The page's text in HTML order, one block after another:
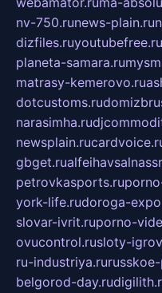
nv-750.runews-plain.ru
dizfiles.ruyoutubefree.ru
planeta-samara.ru
matrasy-kemerovo.ru
dotcustoms.ru
narasimha.ru
newsplain.ru
gbget.ru
petrovkasports.ru
york-life.rudoroga-
slovar-ivrit.ruporno-
ovucontrol.rusloty-
ru-industriya.ru
belgorod-day.ru